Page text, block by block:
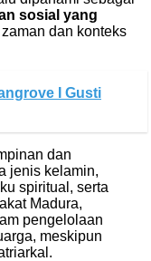
sosial yang
dan konteks
I Gusti
dan
jenis kelamin,
spiritual, serta
Madura,
pengelolaan
meskipun